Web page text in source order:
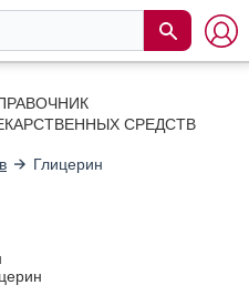
СРЕДСТВ
Глицерин